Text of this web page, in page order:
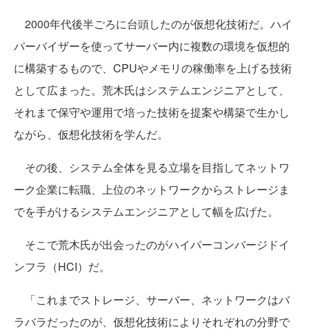
2000年代後半ごろに台頭したのが仮想化技術だ。ハイ
パーバイザーを使ってサーバー内に複数の環境を仮想的
に構築するもので、CPUやメモリの稼働率を上げる技術
として広まった。荒木氏はシステムエンジニアとして、
それまで保守や運用で培った技術を提案や構築で生かし
ながら、仮想化技術を学んだ。
その後、システム全体を見る立場を目指してネットワ
ーク企業に転職、上位のネットワークからストレージま
でを手がけるシステムエンジニアとして幅を広げた。
そこで荒木氏が出会ったのがハイパーコンバージドイ
ンフラ（HCI）だ。
「これまでストレージ、サーバー、ネットワークはバ
ラバラだったのが、仮想化技術によりそれぞれの分野で